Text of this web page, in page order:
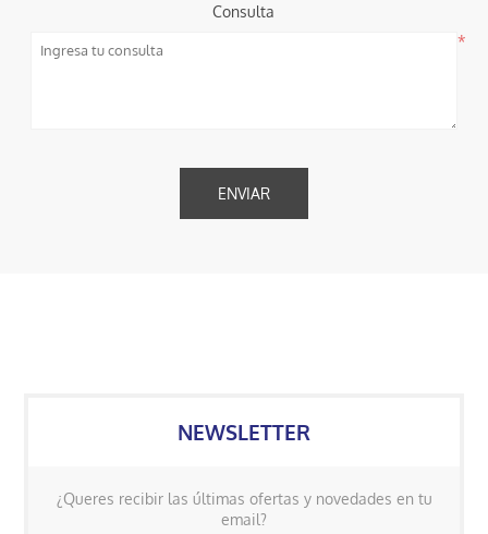
Consulta
*
NEWSLETTER
¿Queres recibir las últimas ofertas y novedades en tu
email?